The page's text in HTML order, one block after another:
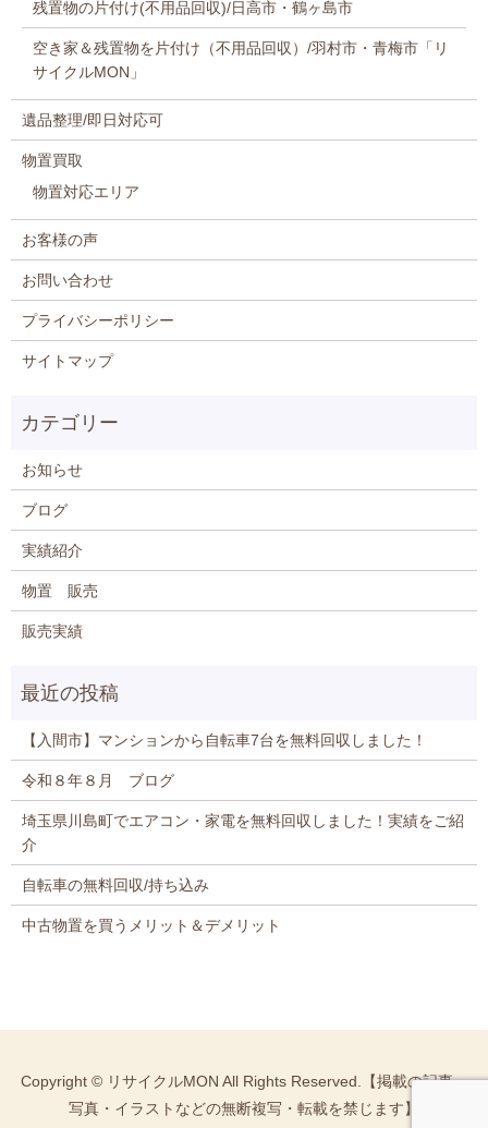
残置物の片付け(不用品回収)/日高市・鶴ヶ島市
空き家＆残置物を片付け（不用品回収）/羽村市・青梅市「リ
サイクルMON」
遺品整理/即日対応可
物置買取
物置対応エリア
お客様の声
お問い合わせ
プライバシーポリシー
サイトマップ
お知らせ
ブログ
実績紹介
物置 販売
販売実績
【入間市】マンションから自転車7台を無料回収しました！
令和８年８月 ブログ
埼玉県川島町でエアコン・家電を無料回収しました！実績をご紹
介
自転車の無料回収/持ち込み
中古物置を買うメリット＆デメリット
Copyright © リサイクルMON All Rights Reserved.【掲載の記事・
写真・イラストなどの無断複写・転載を禁じます】